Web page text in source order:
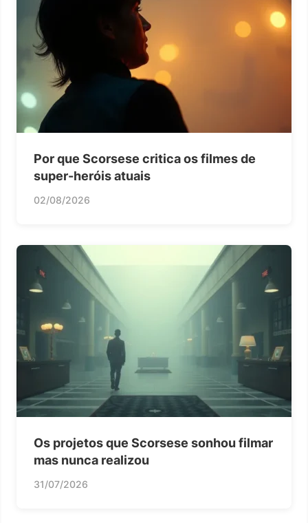
Por que Scorsese critica os filmes de
super-heróis atuais
02/08/2026
Os projetos que Scorsese sonhou filmar
mas nunca realizou
31/07/2026